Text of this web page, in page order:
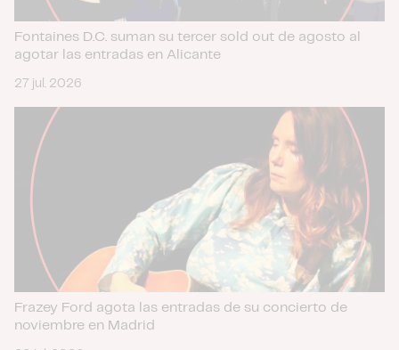
Fontaines D.C. suman su tercer sold out de agosto al
agotar las entradas en Alicante
27 jul. 2026
Frazey Ford agota las entradas de su concierto de
noviembre en Madrid